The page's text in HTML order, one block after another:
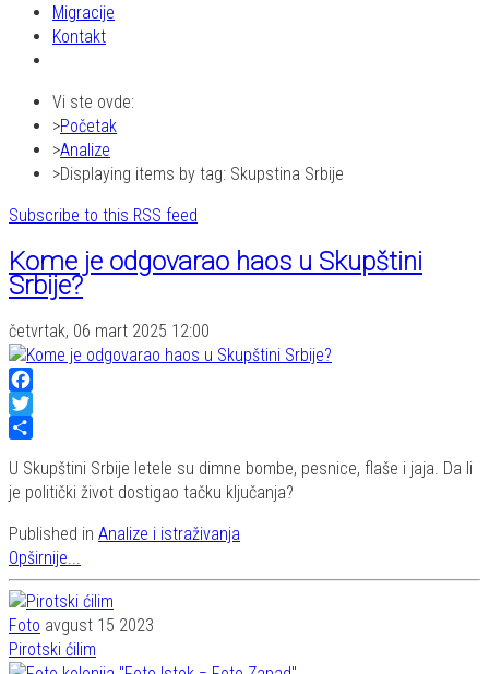
Migracije
Kontakt
Vi ste ovde:
Početak
Analize
Displaying items by tag: Skupstina Srbije
Subscribe to this RSS feed
Kome je odgovarao haos u Skupštini
Srbije?
četvrtak, 06 mart 2025 12:00
Facebook
Twitter
U Skupštini Srbije letele su dimne bombe, pesnice, flaše i jaja. Da li
je politički život dostigao tačku ključanja?
Published in Analize i istraživanja
Opširnije...
Foto avgust 15 2023
Pirotski ćilim